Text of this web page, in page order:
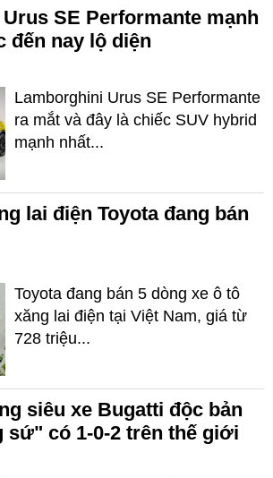
SE Performante mạnh
nay lộ diện
Lamborghini Urus SE Performante
ra mắt và đây là chiếc SUV hybrid
mạnh nhất...
lai điện Toyota đang bán
Toyota đang bán 5 dòng xe ô tô
xăng lai điện tại Việt Nam, giá từ
728 triệu...
siêu xe Bugatti độc bản
có 1-0-2 trên thế giới